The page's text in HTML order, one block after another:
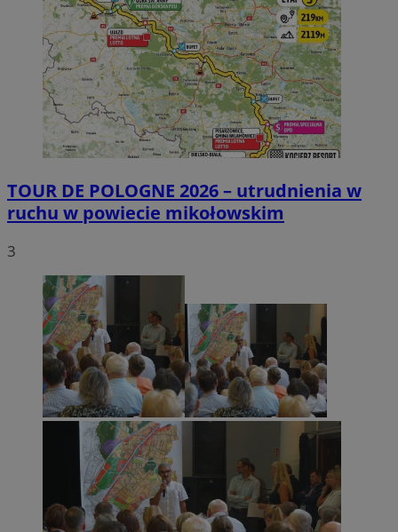
TOUR DE POLOGNE 2026 – utrudnienia w
ruchu w powiecie mikołowskim
3